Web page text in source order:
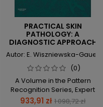
PRACTICAL SKIN
PATHOLOGY: A
DIAGNOSTIC APPROACH
Autor: E. Wiszniewska-Gauer
(0)
A Volume in the Pattern
Recognition Series, Expert
Consult: Online and Print
Cena
933,91 zł Cena
1 098,72 zł